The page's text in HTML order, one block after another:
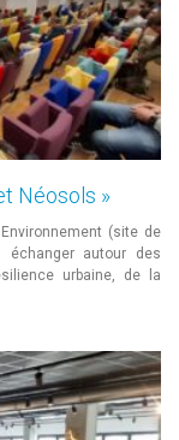
Néosols »
(site de
autour des
urbaine, de la